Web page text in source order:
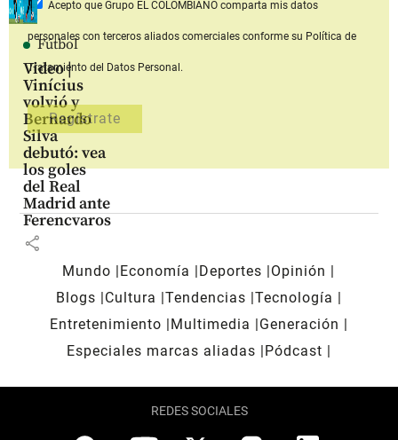
Fútbol
Video |
Vinícius
volvió y
Bernardo
Silva
debutó: vea
los goles
del Real
Madrid ante
Ferencvaros
share
Acepto que Grupo EL COLOMBIANOcomparta mis datos
personales con terceros aliados comerciales conforme su Política de
Tratamiento del Datos Personal.
Mundo Economía Deportes
Opinión
Blogs
Cultura Tendencias Tecnología
Entretenimiento
Multimedia
Generación
Especiales marcas aliadas
Pódcast
REDES SOCIALES